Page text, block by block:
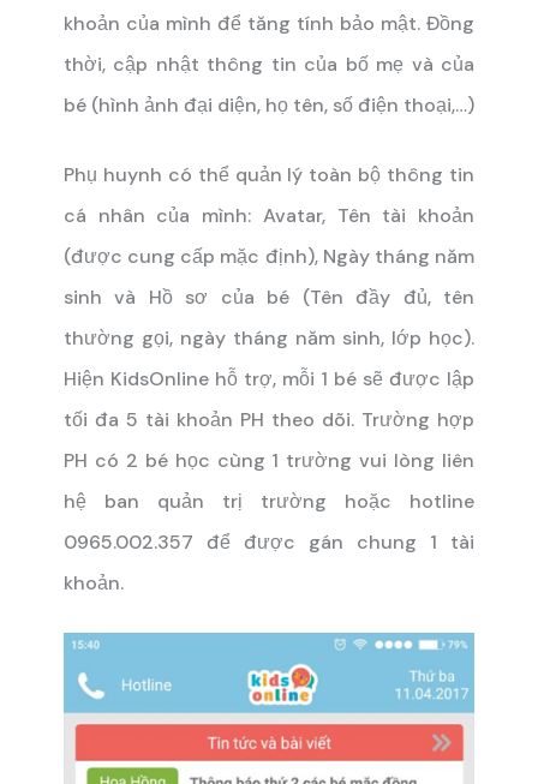
khoản của mình để tăng tính bảo mật. Đồng
thời, cập nhật thông tin của bố mẹ và của
bé (hình ảnh đại diện, họ tên, số điện thoại,…)
Phụ huynh có thể quản lý toàn bộ thông tin
cá nhân của mình: Avatar, Tên tài khoản
(được cung cấp mặc định), Ngày tháng năm
sinh và Hồ sơ của bé (Tên đầy đủ, tên
thường gọi, ngày tháng năm sinh, lớp học).
Hiện KidsOnline hỗ trợ, mỗi 1 bé sẽ được lập
tối đa 5 tài khoản PH theo dõi. Trường hợp
PH có 2 bé học cùng 1 trường vui lòng liên
hệ ban quản trị trường hoặc hotline
0965.002.357 để được gán chung 1 tài
khoản.